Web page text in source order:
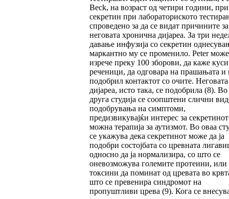
Beck, на возраст од четири години,
секретин при лабораториското
спроведено за да се видат причините за
неговата хронична дијареа. За три
давање инфузија со секретин
маркантно му се променило. Peter
изрече преку 100 зборови, да каже куси
реченици, да одговара на прашањата и
подобрил контактот со очите. Неговата
дијареа, исто така, се подобрила (8). Во
друга студија се соопштени слични
подобрувања на симптоми,
предизвикувајќи интерес за
можна терапија за аутизмот. Во оваа
се укажува дека секретинот може да ја
подобри состојбата со цревната
односно да ја нормализира, со што се
оневозможува големите протеини, или
токсини да поминат од цревата во
што се превенира синдромот на
пропуштливи црева (9). Кога се